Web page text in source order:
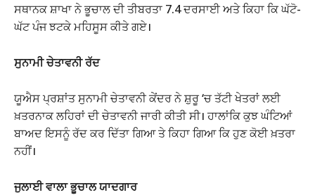
ਸਥਾਨਕ ਸ਼ਾਖਾ ਨੇ ਭੂਚਾਲ ਦੀ ਤੀਬਰਤਾ 7.4 ਦਰਸਾਈ ਅਤੇ ਕਿਹਾ ਕਿ ਘੱਟੋ-
ਘੱਟ ਪੰਜ ਝਟਕੇ ਮਹਿਸੂਸ ਕੀਤੇ ਗਏ।
ਸੁਨਾਮੀ ਚੇਤਾਵਨੀ ਰੱਦ
ਯੂਐਸ ਪ੍ਰਸ਼ਾਂਤ ਸੁਨਾਮੀ ਚੇਤਾਵਨੀ ਕੇਂਦਰ ਨੇ ਸ਼ੁਰੂ ‘ਚ ਤੱਟੀ ਖੇਤਰਾਂ ਲਈ
ਖ਼ਤਰਨਾਕ ਲਹਿਰਾਂ ਦੀ ਚੇਤਾਵਨੀ ਜਾਰੀ ਕੀਤੀ ਸੀ। ਹਾਲਾਂਕਿ ਕੁਝ ਘੰਟਿਆਂ
ਬਾਅਦ ਇਸਨੂੰ ਰੱਦ ਕਰ ਦਿੱਤਾ ਗਿਆ ਤੇ ਕਿਹਾ ਗਿਆ ਕਿ ਹੁਣ ਕੋਈ ਖ਼ਤਰਾ
ਨਹੀਂ।
ਜੁਲਾਈ ਵਾਲਾ ਭੂਚਾਲ ਯਾਦਗਾਰ